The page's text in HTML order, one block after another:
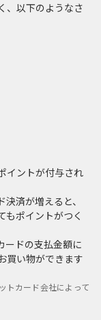
、以下のようなさ
イントが付与され
済が増えると、
もポイントがつく
ードの支払金額に
買い物ができます
トカード会社によって